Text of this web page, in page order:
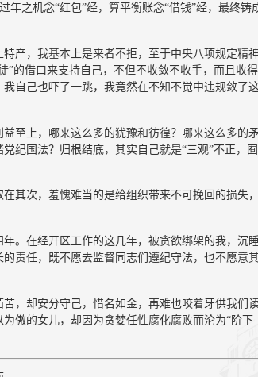
年之机念“红包”经，算平衡账念“借钱”经，最终铸
产，我基本上是来者不拒，至于中央八项规定精神
”的借口来支持自己，不但不收敛不收手，而且收
自己也吓了一跳，我竟然在不知不觉中违规敛了
至上，哪来这么多的犹豫和彷徨？哪来这么多的
纪国法？归根结底，其实自己就是“三观”不正，
其次，羞愧难当的是给组织带来不可挽回的损失
。在经开区工作的这几年，被贪欲绑架的我，沉
责任，既不愿去监督同志们遵纪守法，也不愿意
，却安分守己，惜名如金，再难也咬着牙供我们
傲的女儿，却因为贪婪任性腐化腐败而沦为“阶下